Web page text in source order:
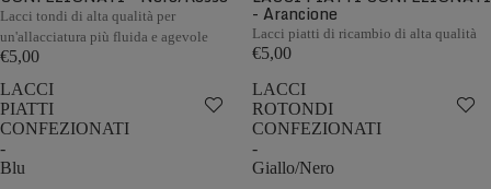
Lacci tondi di alta qualità per
un'allacciatura più fluida e agevole
€5,00
- Arancione
Lacci piatti di ricambio di alta qualità
€5,00
LACCI
PIATTI
CONFEZIONATI
-
Blu
LACCI
ROTONDI
CONFEZIONATI
-
Giallo/Nero